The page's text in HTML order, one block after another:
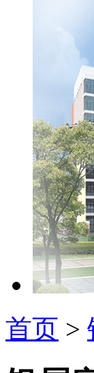
首页 >